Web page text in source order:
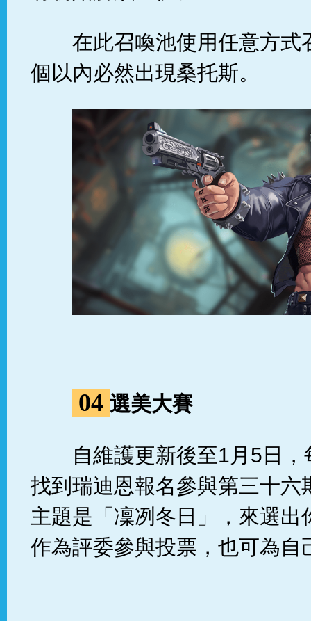
在此召喚池使用任意方式
個以內必然出現桑托斯。
04 選美大賽
自維護更新後至1月5日
找到瑞迪恩報名參與第三十六
主題是「凜冽冬日」，來選出
作為評委參與投票，也可為自